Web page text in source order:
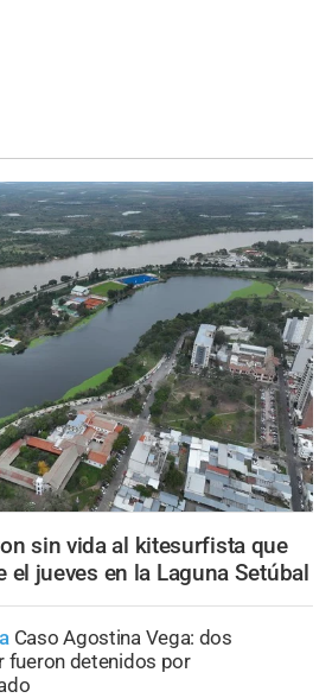
sin vida al kitesurfista que
el jueves en la Laguna Setúbal
Caso Agostina Vega: dos
fueron detenidos por